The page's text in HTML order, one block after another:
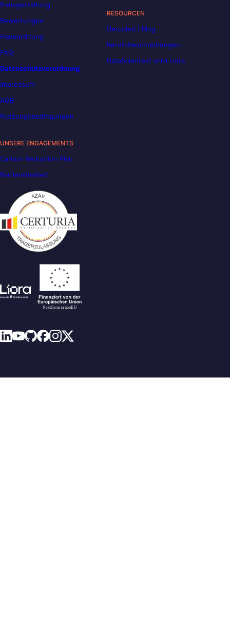
Preisgestaltung
Bewertungen
Hausordnung
FAQ
Datenschutzverordnung
Impressum
AGB
Nutzungsbedingungen
RESOURCEN
Decoded | Blog
Berufsbeschreibungen
DataScientest wird Liora
UNSERE ENGAGEMENTS
Carbon Reduction Plan
Barrierefreiheit